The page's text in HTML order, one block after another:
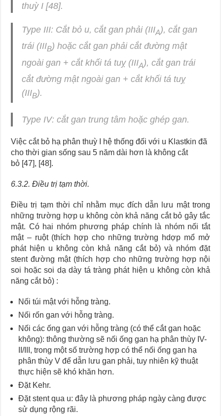
thuỳ I [48].
Type III: Cắt bỏ u, cắt gan phải (IIIA), cắt gan
trái (IIIB) hoặc cắt gan phải cắt đường mật
ngoài gan + cắt khối tá tuỵ (IIIA), cắt gan trái
cắt đường mật ngoài gan + cắt khối tá tuỵ
(IIIB).
Type IV: cắt gan trung tâm hoặc ghép gan.
Việc cắt bỏ hạ phân thuỳ I hệ thống đối với u Klastkin đã
cho thời gian sống sau 5 năm dài hơn là không cắt
bỏ [47], [48].
6.3.2. Điều trị tạm thời.
Điều trị tạm thời chỉ nhằm mục đích dẫn lưu mật trong
những trường hợp u không còn khả năng cắt bỏ gây tắc
mật. Có hai nhóm phương pháp chính là nhóm nối tắt
mật – ruột (thích hợp cho những trường hdợp mổ mở
phát hiện u không còn khả năng cắt bỏ) và nhóm đặt
stent đường mật (thích hợp cho những trường hợp nội
soi hoặc soi dạ dày tá tràng phát hiện u không còn khả
năng cắt bỏ) :
Nối túi mật với hỗng tràng.
Nối rốn gan với hỗng tràng.
Nối các ống gan với hỗng tràng (có thể cắt gan hoặc
không): thông thường sẽ nối ống gan hạ phân thùy IV-
II/III, trong một số trường hợp có thể nối ống gan hạ
phân thùy V để dẫn lưu gan phải, tuy nhiên kỹ thuật
thực hiện sẽ khó khăn hơn.
Đặt Kehr.
Đặt stent qua u: đây là phương pháp ngày càng được
sử dụng rộng rãi.